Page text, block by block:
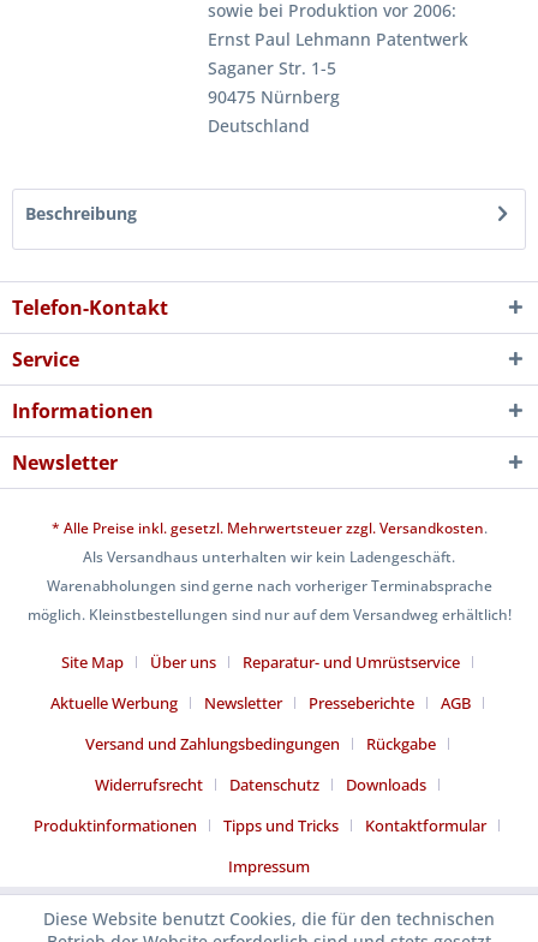
sowie bei Produktion vor 2006:
Ernst Paul Lehmann Patentwerk
Saganer Str. 1-5
90475 Nürnberg
Deutschland
Beschreibung
Telefon-Kontakt
Service
Informationen
Newsletter
* Alle Preise inkl. gesetzl. Mehrwertsteuer zzgl.Versandkosten.
Als Versandhaus unterhalten wir kein Ladengeschäft.
Warenabholungen sind gerne nach vorheriger Terminabsprache
möglich. Kleinstbestellungen sind nur auf dem Versandweg erhältlich!
Site Map Über uns
Reparatur- und Umrüstservice
Aktuelle Werbung
Newsletter Presseberichte
AGB
Versand und Zahlungsbedingungen
Rückgabe
Widerrufsrecht
Datenschutz
Downloads
Produktinformationen
Tipps und Tricks
Kontaktformular
Impressum
Diese Website benutzt Cookies, die für den technischen